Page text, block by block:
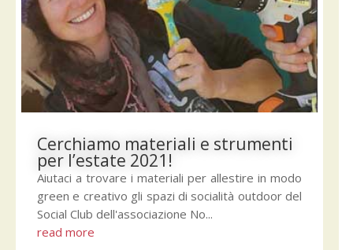
Cerchiamo materiali e strumenti
per l’estate 2021!
Aiutaci a trovare i materiali per allestire in modo
green e creativo gli spazi di socialità outdoor del
Social Club dell'associazione No...
read more